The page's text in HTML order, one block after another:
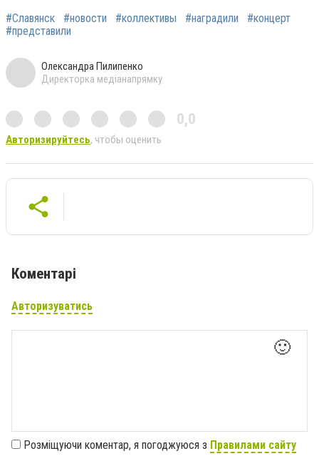
#Славянск #новости #коллективы #наградили
#концерт
#представили
Олександра Пилипенко
Директорка медіанапрямку
0,0
Авторизируйтесь, чтобы оценить
Коментарі
Авторизуватись
🙂
Розміщуючи коментар, я погоджуюся з Правилами сайту